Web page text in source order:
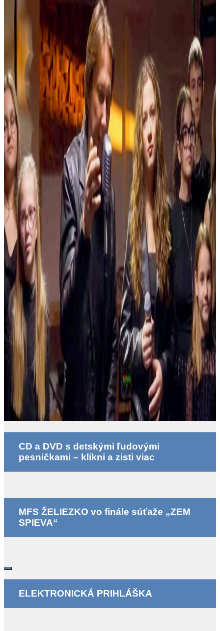
CD a DVD s detskými ľudovými
pesničkami – klikni a zisti viac
MFS ŽELIEZKO vo finále súťaže „ZEM
SPIEVA“
ELEKTRONICKÁ PRIHLÁŠKA